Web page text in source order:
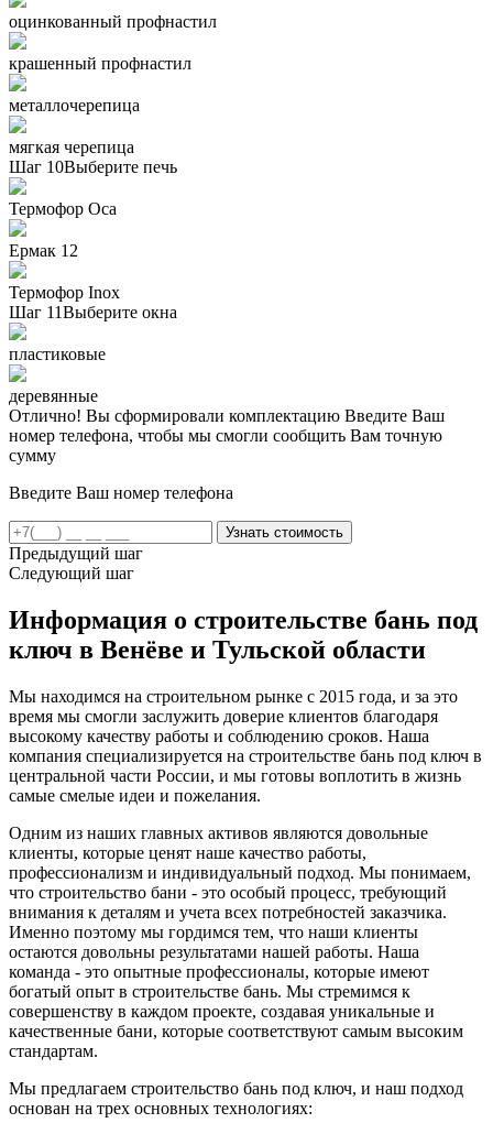
оцинкованный профнастил
крашенный профнастил
металлочерепица
мягкая черепица
Шаг 10Выберите печь
Термофор Oса
Ермак 12
Термофор Inox
Шаг 11Выберите окна
пластиковые
деревянные
Отлично! Вы сформировали комплектацию Введите Ваш
номер телефона, чтобы мы смогли сообщить Вам точную
сумму
Введите Ваш номер телефона
Предыдущий шаг
Следующий шаг
Информация о строительстве бань под
ключ в Венёве и Тульской области
Мы находимся на строительном рынке с 2015 года, и за это
время мы смогли заслужить доверие клиентов благодаря
высокому качеству работы и соблюдению сроков. Наша
компания специализируется на строительстве бань под ключ в
центральной части России, и мы готовы воплотить в жизнь
самые смелые идеи и пожелания.
Одним из наших главных активов являются довольные
клиенты, которые ценят наше качество работы,
профессионализм и индивидуальный подход. Мы понимаем,
что строительство бани - это особый процесс, требующий
внимания к деталям и учета всех потребностей заказчика.
Именно поэтому мы гордимся тем, что наши клиенты
остаются довольны результатами нашей работы. Наша
команда - это опытные профессионалы, которые имеют
богатый опыт в строительстве бань. Мы стремимся к
совершенству в каждом проекте, создавая уникальные и
качественные бани, которые соответствуют самым высоким
стандартам.
Мы предлагаем строительство бань под ключ, и наш подход
основан на трех основных технологиях: